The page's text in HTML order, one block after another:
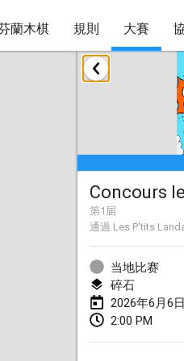
蘭木棋 規則 大賽
Concours
第1 届
通過 Les P'tits
当地比赛
碎石
2026年6月6日
2:00 PM
2026年1月
Tournoi
2026年1
Open de
2026年1
Concours
2026年1
2026年1月